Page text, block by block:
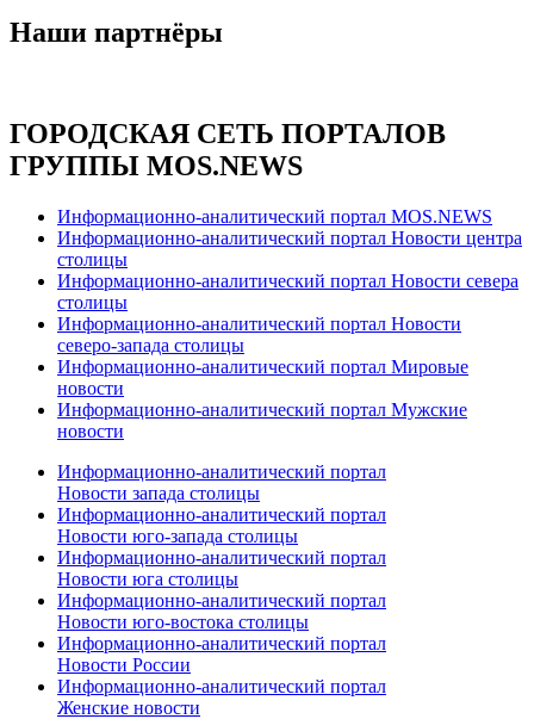
Наши партнёры
ГОРОДСКАЯ СЕТЬ ПОРТАЛОВ
ГРУППЫ MOS.NEWS
Информационно-аналитический портал MOS.NEWS
Информационно-аналитический портал Новости центра
столицы
Информационно-аналитический портал Новости севера
столицы
Информационно-аналитический портал Новости
северо-запада столицы
Информационно-аналитический портал Мировые
новости
Информационно-аналитический портал Мужские
новости
Информационно-аналитический портал
Новости запада столицы
Информационно-аналитический портал
Новости юго-запада столицы
Информационно-аналитический портал
Новости юга столицы
Информационно-аналитический портал
Новости юго-востока столицы
Информационно-аналитический портал
Новости России
Информационно-аналитический портал
Женские новости